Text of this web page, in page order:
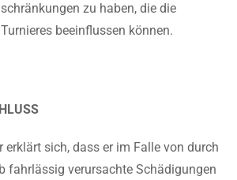
zu haben, die die
beeinflussen können.
erklärt sich, dass er im Falle von durch
fahrlässig verursachte Schädigungen